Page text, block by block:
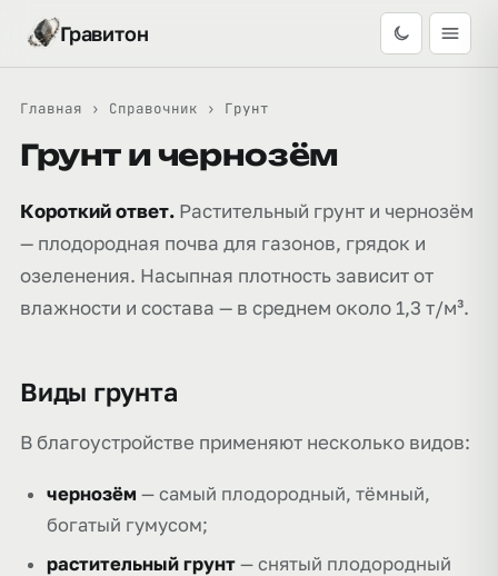
Гравитон
Главная › Справочник › Грунт
Грунт и чернозём
Короткий ответ. Растительный грунт и чернозём
— плодородная почва для газонов, грядок и
озеленения. Насыпная плотность зависит от
влажности и состава — в среднем около 1,3 т/м³.
Виды грунта
В благоустройстве применяют несколько видов:
чернозём — самый плодородный, тёмный,
богатый гумусом;
растительный грунт — снятый плодородный